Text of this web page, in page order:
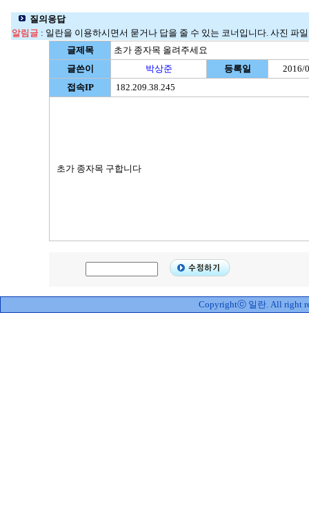
질의응답
알림글 : 일란을 이용하시면서 묻거나 답을 줄 수 있는 코너입니다. 사진 파
글제목
초가 종자목 올려주세요
글쓴이
박상준 등록일
2016/
접속IP
182.209.38.245
초가 종자목 구합니다
Copyrightⓒ 일란. All right